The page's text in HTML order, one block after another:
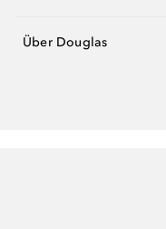
Über Douglas